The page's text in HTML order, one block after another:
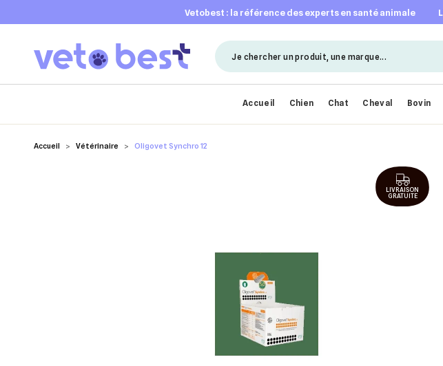
vetobest : la référence des experts en santé animale
Accueil Chien Chat Cheval Bovin
Accueil Vétérinaire Oligovet Synchro 12
LIVRAISON
GRATUITE